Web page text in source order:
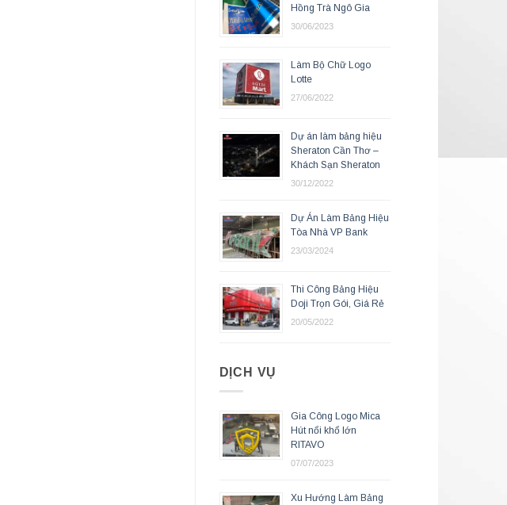
Hồng Trà Ngô Gia
30/06/2023
Làm Bộ Chữ Logo
Lotte
27/06/2022
Dự án làm bảng hiệu
Sheraton Cần Thơ –
Khách Sạn Sheraton
30/12/2022
Dự Án Làm Bảng Hiệu
Tòa Nhà VP Bank
23/03/2024
Thi Công Bảng Hiệu
Doji Trọn Gói, Giá Rẻ
20/05/2022
DỊCH VỤ
Gia Công Logo Mica
Hút nổi khổ lớn
RITAVO
07/07/2023
Xu Hướng Làm Bảng